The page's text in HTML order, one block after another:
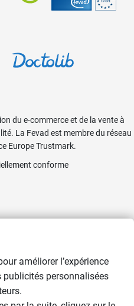
du e-commerce et de la vente à
La Fevad est membre du réseau
Europe Trustmark.
conforme
améliorer l’expérience
publicités personnalisées